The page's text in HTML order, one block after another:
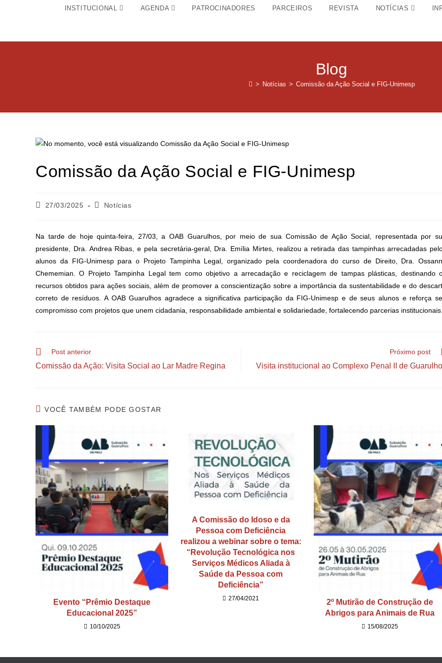
INSTITUCIONAL AGENDA PATROCINADORES PARCEIROS REVISTA NOTÍCIAS
Blog
> Notícias > Comissão da Ação Social e FIG-Unimesp
Comissão da Ação Social e FIG-Unimesp
27/03/2025 Notícias
Na tarde de hoje quinta-feira, 27/03, a OAB Guarulhos, por meio de sua Comissão de Ação Social, representada por
presidente, Dra. Andrea Ribas, e pela secretária-geral, Dra. Emília Mirtes, realizou a retirada das tampinhas arrecadadas
alunos da FIG-Unimesp para o Projeto Tampinha Legal, organizado pela coordenadora do curso de Direito, Dra.
Chememian. O Projeto Tampinha Legal tem como objetivo a arrecadação e reciclagem de tampas plásticas, destinando
recursos obtidos para ações sociais, além de promover a conscientização sobre a importância da sustentabilidade e do
correto de resíduos. A OAB Guarulhos agradece a significativa participação da FIG-Unimesp e de seus alunos e reforça
compromisso com projetos que unem cidadania, responsabilidade ambiental e solidariedade, fortalecendo parcerias institucionais.
Post anterior
Comissão da Ação: Visita Social ao Lar Madre Regina
Próximo post
Visita institucional ao Complexo Penal II de
VOCÊ TAMBÉM PODE GOSTAR
Evento “Prêmio Destaque
Educacional 2025”
10/10/2025
A Comissão do Idoso e da
Pessoa com Deficiência
realizou a webinar sobre o tema:
“Revolução Tecnológica nos
Serviços Médicos Aliada à
Saúde da Pessoa com
Deficiência”
27/04/2021
2º Mutirão de Construção de
Abrigos para Animais de Rua
15/08/2025